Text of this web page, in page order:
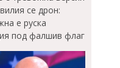
се дрон:
е руска
под фалшив флаг